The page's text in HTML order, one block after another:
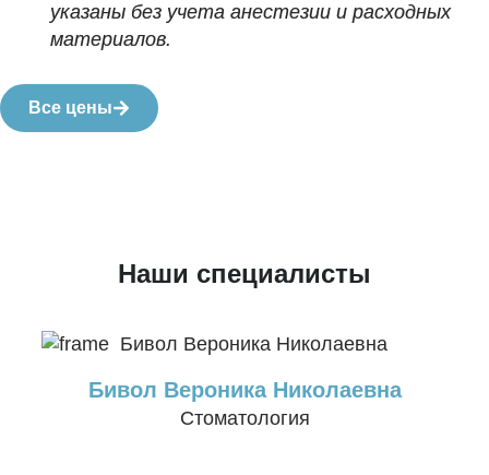
указаны без учета анестезии и расходных
материалов.
Все цены
Наши специалисты
Бивол Вероника Николаевна
Стоматология